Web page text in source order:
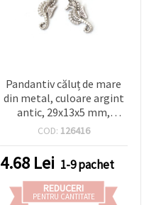
Pandantiv căluț de mare
din metal, culoare argint
antic, 29x13x5 mm,
orificiu 2 mm – set 10
COD: 126416
4.68 Lei 1-9 pachet
REDUCERI
PENTRU CANTITATE